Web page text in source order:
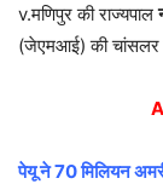
v.मणिपुर की राज्यपाल
(जेएमआई) की चांसलर
पेयू ने 70 मिलियन